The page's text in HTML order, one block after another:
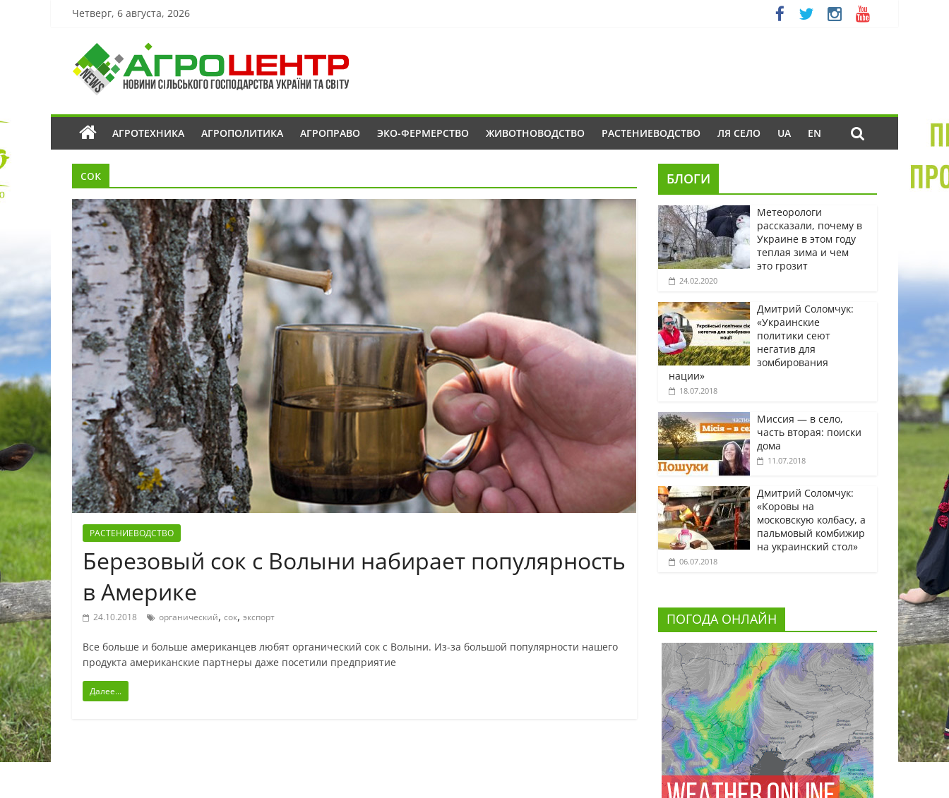
Четверг, 6 августа, 2026
АГРОТЕХНИКА АГРОПОЛИТИКА АГРОПРАВО ЭКО-ФЕРМЕРСТВО ЖИВОТНОВОДСТВО РАСТЕНИЕВОДСТВО ЛЯ СЕЛО UA EN
сок
РАСТЕНИЕВОДСТВО
Березовый сок с Волыни набирает популярность
в Америке
24.10.2018 органический, сок, экспорт
Все больше и больше американцев любят органический сок с Волыни. Из-за большой популярности нашего
продукта американские партнеры даже посетили предприятие
Далее...
БЛОГИ
Метеорологи
рассказали, почему в
Украине в этом году
теплая зима и чем
это грозит
24.02.2020
Дмитрий Соломчук:
«Украинские
политики сеют
негатив для
зомбирования
нации»
18.07.2018
Миссия — в село,
часть вторая: поиски
дома
11.07.2018
Дмитрий Соломчук:
«Коровы на
московскую колбасу, а
пальмовый комбижир
на украинский стол»
06.07.2018
ПОГОДА ОНЛАЙН